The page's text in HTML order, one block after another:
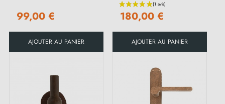
99,00 €
AJOUTER AU PANIER
180,00 €
AJOUTER AU PANIER